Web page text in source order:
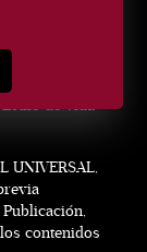
Estilo de vida
UNIVERSAL,
contenidos